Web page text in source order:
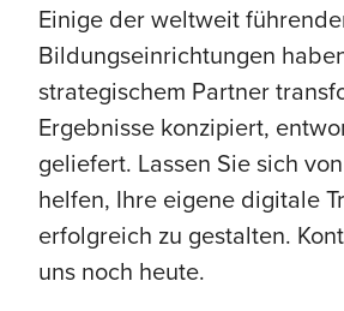
Einige der weltweit
Bildungseinrichtungen
strategischem Partner
Ergebnisse konzipiert,
geliefert. Lassen Sie sich
helfen, Ihre eigene digitale
erfolgreich zu gestalten.
uns noch heute.